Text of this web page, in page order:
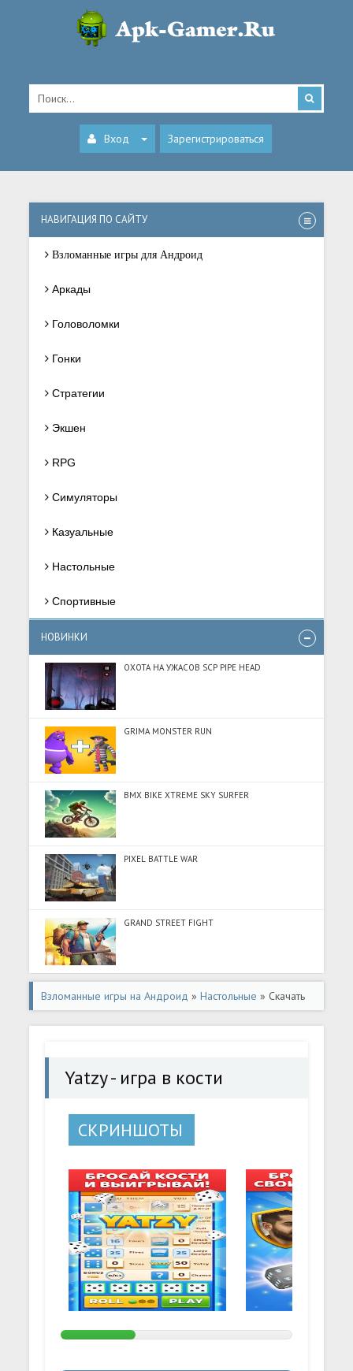
Вход Зарегистрироваться
НАВИГАЦИЯ ПО САЙТУ
Взломанные игры для Андроид
Аркады
Головоломки
Гонки
Стратегии
Экшен
RPG
Симуляторы
Казуальные
Настольные
Спортивные
НОВИНКИ
ОХОТА НА УЖАСОВ SCP PIPE HEAD
GRIMA MONSTER RUN
BMX BIKE XTREME SKY SURFER
PIXEL BATTLE WAR
GRAND STREET FIGHT
Взломанные игры на Андроид »Настольные » Скачать
Yatzy - игра в кости (Разблокировано все) на Андроид
Yatzy - игра в кости
СКРИНШОТЫ